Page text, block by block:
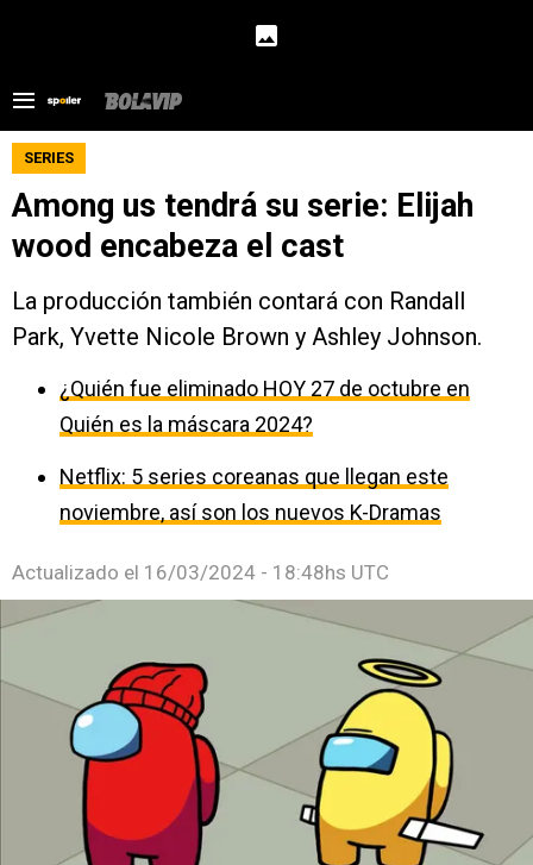
SERIES
Among us tendrá su serie: Elijah
wood encabeza el cast
La producción también contará con Randall
Park, Yvette Nicole Brown y Ashley Johnson.
¿Quién fue eliminado HOY 27 de octubre en
Quién es la máscara 2024?
Netflix: 5 series coreanas que llegan este
noviembre, así son los nuevos K-Dramas
Actualizado el 16/03/2024 - 18:48hs UTC